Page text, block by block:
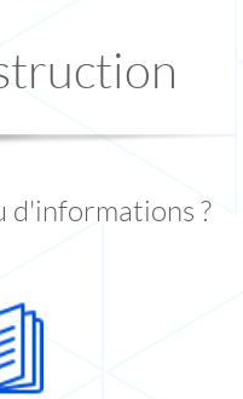
d'informations ?